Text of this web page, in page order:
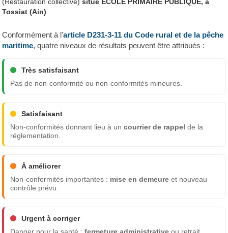
Tossiat (Ain)
Conformément à l'article D231-3-11 du Code rural et de la pêche
maritime, quatre niveaux de résultats peuvent être attribués :
Très satisfaisant
Pas de non-conformité ou non-conformités mineures.
Satisfaisant
Non-conformités donnant lieu à uncourrier de rappel de la
réglementation.
À améliorer
Non-conformités importantes : mise en demeure et nouveau
contrôle prévu.
Urgent à corriger
Danger pour la santé :fermeture administrative ou retrait